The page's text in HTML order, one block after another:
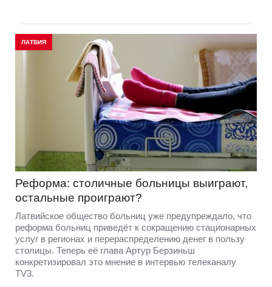
ЛАТВИЯ
Реформа: столичные больницы выиграют,
остальные проиграют?
Латвийское общество больниц уже предупреждало, что
реформа больниц приведёт к сокращению стационарных
услуг в регионах и перераспределению денег в пользу
столицы. Теперь её глава Артур Берзиньш
конкретизировал это мнение в интервью телеканалу
TV3.